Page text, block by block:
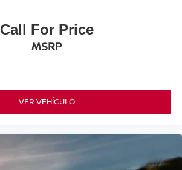
Call For Price
MSRP
VER VEHÍCULO